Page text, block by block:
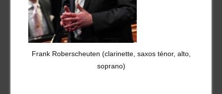
Frank Roberscheuten (clarinette, saxos ténor, alto,
soprano)